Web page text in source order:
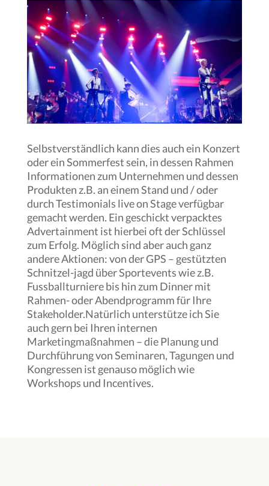
Selbstverständlich kann dies auch ein Konzert
oder ein Sommerfest sein, in dessen Rahmen
Informationen zum Unternehmen und dessen
Produkten z.B. an einem Stand und / oder
durch Testimonials live on Stage verfügbar
gemacht werden. Ein geschickt verpacktes
Advertainment ist hierbei oft der Schlüssel
zum Erfolg. Möglich sind aber auch ganz
andere Aktionen: von der GPS – gestützten
Schnitzel-jagd über Sportevents wie z.B.
Fussballturniere bis hin zum Dinner mit
Rahmen- oder Abendprogramm für Ihre
Stakeholder.Natürlich unterstütze ich Sie
auch gern bei Ihren internen
Marketingmaßnahmen – die Planung und
Durchführung von Seminaren, Tagungen und
Kongressen ist genauso möglich wie
Workshops und Incentives.